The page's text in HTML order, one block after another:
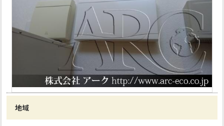
地域